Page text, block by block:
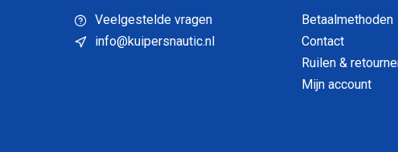
Veelgestelde vragen
info@kuipersnautic.nl
Betaalmethoden
Contact
Ruilen &
Mijn account